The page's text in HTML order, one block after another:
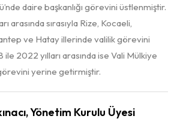
daire başkanlığı görevini üstlenmiştir.
arasında sırasıyla Rize, Kocaeli,
ve Hatay illerinde valilik görevini
2022 yılları arasında ise Vali Mülkiye
yerine getirmiştir.
Yönetim Kurulu Üyesi